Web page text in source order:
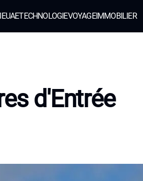
UAETECHNOLOGIEVOYAGEIMMOBILIER
d'Entrée